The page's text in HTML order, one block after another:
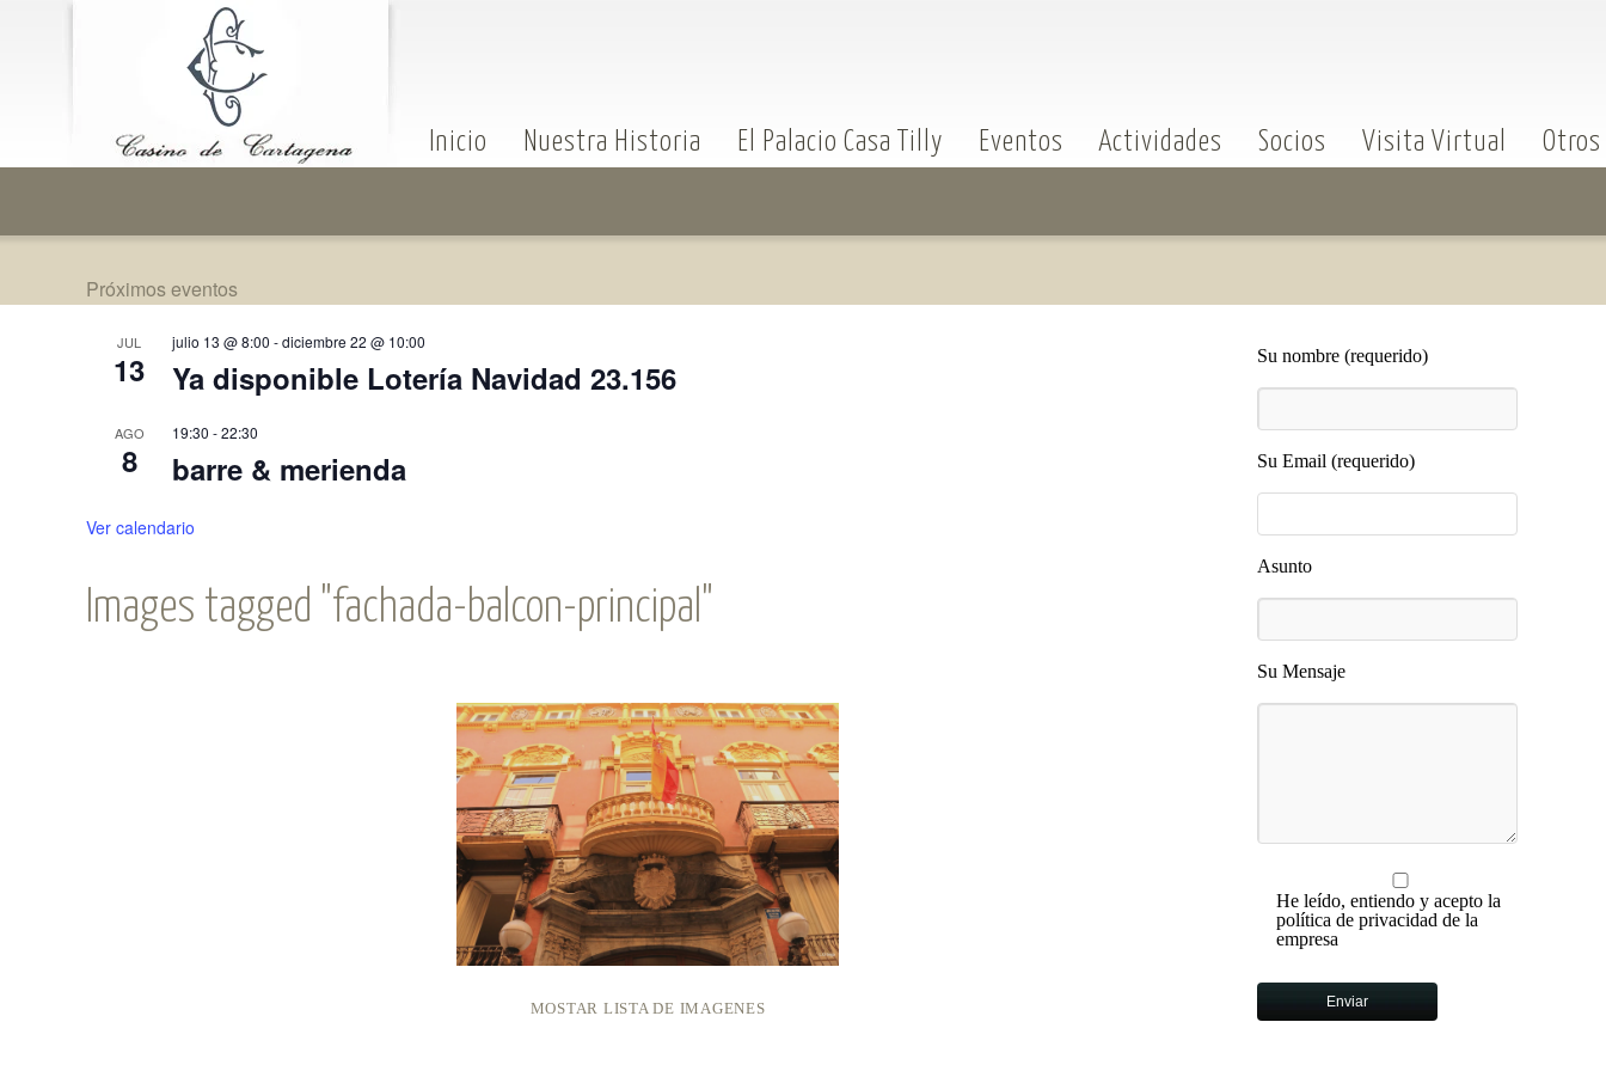
Inicio Nuestra Historia El Palacio Casa Tilly Eventos Actividades Socios Visita Virtual
Próximos eventos
JUL
13
julio 13 @ 8:00 -diciembre 22 @ 10:00
Ya disponible Lotería Navidad 23.156
AGO
8
19:30 -22:30
barre & merienda
Ver calendario
Images tagged "fachada-balcon-principal"
MOSTAR LISTA DE IMAGENES
Su nombre (requerido)
Su Email (requerido)
Asunto
Su Mensaje
He leído, entiendo y acepto la
política de privacidad de la
empresa